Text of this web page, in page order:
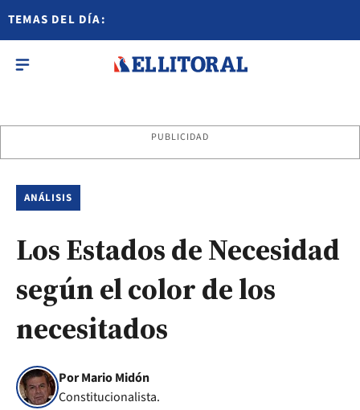
TEMAS DEL DÍA:
PUBLICIDAD
ANÁLISIS
Los Estados de Necesidad
según el color de los
necesitados
Por Mario Midón
Constitucionalista.